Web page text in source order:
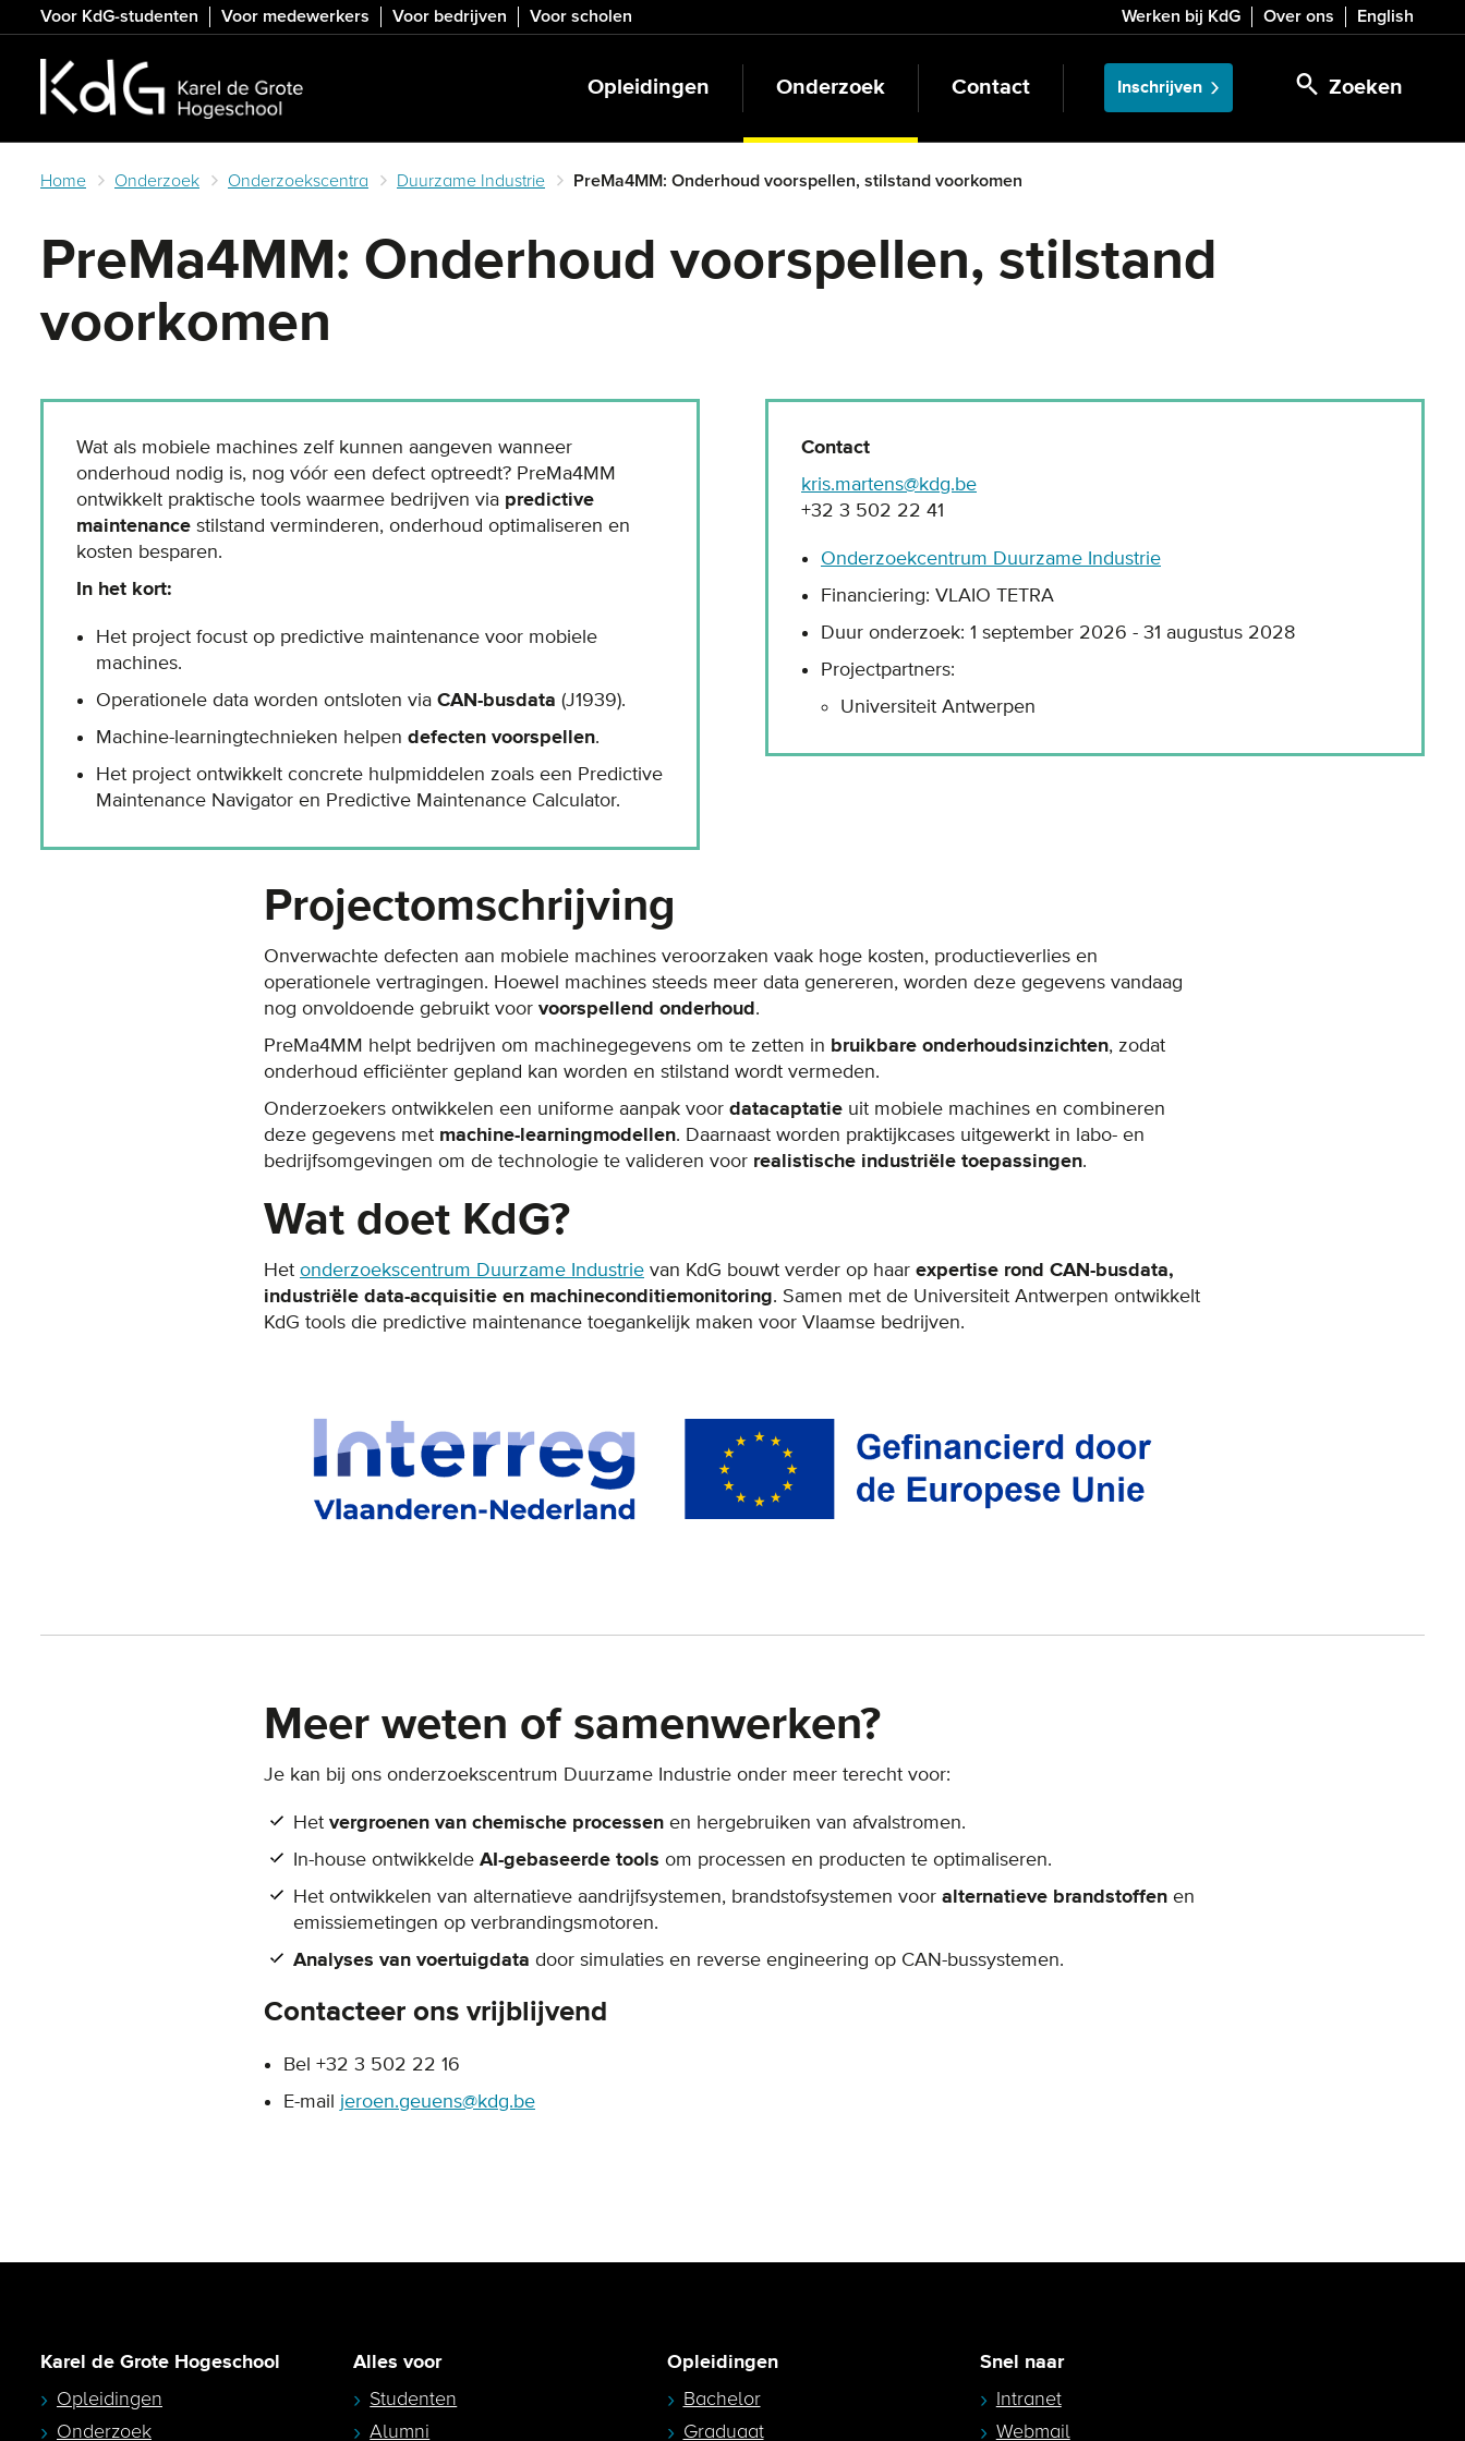
to
main
content
Voor KdG-studenten Voor medewerkers Voor bedrijven Voor scholen Werken bij KdG Over ons English
Zoeken
Opleidingen Onderzoek Contact Inschrijven
Home Onderzoek Onderzoekscentra Duurzame Industrie PreMa4MM: Onderhoud voorspellen, stilstand voorkomen
PreMa4MM: Onderhoud voorspellen, stilstand
voorkomen
Wat als mobiele machines zelf kunnen aangeven wanneer
onderhoud nodig is, nog vóór een defect optreedt? PreMa4MM
ontwikkelt praktische tools waarmee bedrijven via predictive
maintenance stilstand verminderen, onderhoud optimaliseren en
kosten besparen.
In het kort:
Het project focust op predictive maintenance voor mobiele
machines.
Operationele data worden ontsloten via CAN-busdata (J1939).
Machine-learningtechnieken helpen defecten voorspellen.
Het project ontwikkelt concrete hulpmiddelen zoals een Predictive
Maintenance Navigator en Predictive Maintenance Calculator.
Contact
kris.martens@kdg.be
+32 3 502 22 41
Onderzoekcentrum Duurzame Industrie
Financiering: VLAIO TETRA
Duur onderzoek: 1 september 2026 - 31 augustus 2028
Projectpartners:
Universiteit Antwerpen
Projectomschrijving
Onverwachte defecten aan mobiele machines veroorzaken vaak hoge kosten, productieverlies en
operationele vertragingen. Hoewel machines steeds meer data genereren, worden deze gegevens vandaag
nog onvoldoende gebruikt voor voorspellend onderhoud.
PreMa4MM helpt bedrijven om machinegegevens om te zetten in bruikbare onderhoudsinzichten, zodat
onderhoud efficiënter gepland kan worden en stilstand wordt vermeden.
Onderzoekers ontwikkelen een uniforme aanpak voor datacaptatie uit mobiele machines en combineren
deze gegevens met machine-learningmodellen. Daarnaast worden praktijkcases uitgewerkt in labo- en
bedrijfsomgevingen om de technologie te valideren voor realistische industriële toepassingen.
Wat doet KdG?
Het onderzoekscentrum Duurzame Industrie van KdG bouwt verder op haar expertise rond CAN-busdata,
industriële data-acquisitie en machineconditiemonitoring. Samen met de Universiteit Antwerpen ontwikkelt
KdG tools die predictive maintenance toegankelijk maken voor Vlaamse bedrijven.
Meer weten of samenwerken?
Je kan bij ons onderzoekscentrum Duurzame Industrie onder meer terecht voor:
Het vergroenen van chemische processen en hergebruiken van afvalstromen.
In-house ontwikkelde AI-gebaseerde tools om processen en producten te optimaliseren.
Het ontwikkelen van alternatieve aandrijfsystemen, brandstofsystemen voor alternatieve brandstoffen en
emissiemetingen op verbrandingsmotoren.
Analyses van voertuigdata door simulaties en reverse engineering op CAN-bussystemen.
Contacteer ons vrijblijvend
Bel +32 3 502 22 16
E-mail jeroen.geuens@kdg.be
Karel de Grote Hogeschool
Opleidingen
Onderzoek
Alles voor
Studenten
Alumni
Opleidingen
Bachelor
Graduaat
Snel naar
Intranet
Webmail